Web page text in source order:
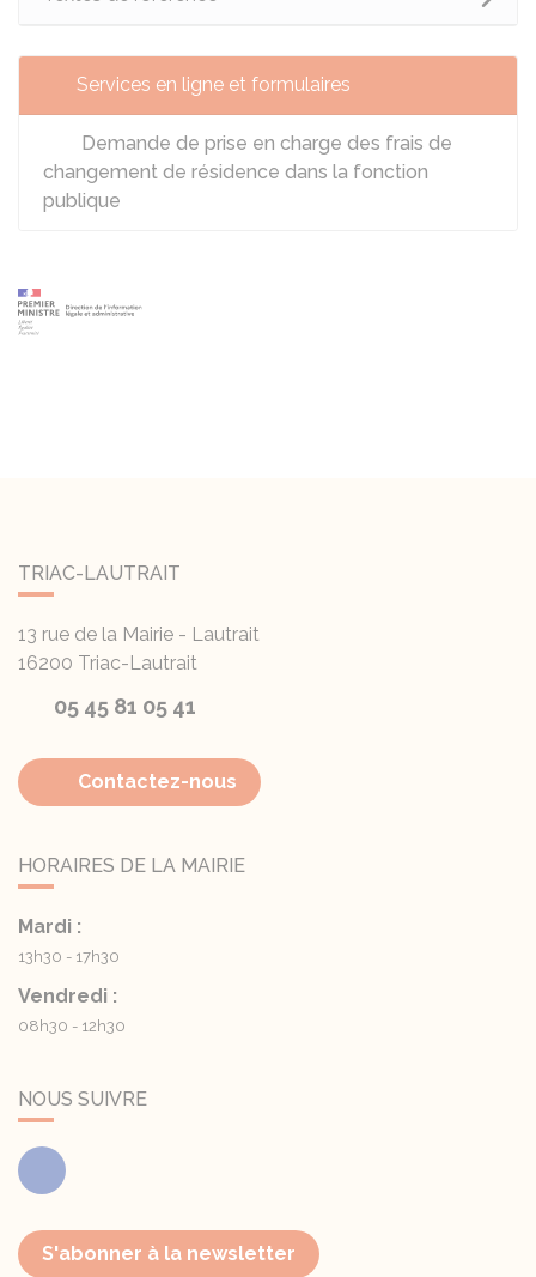
Services en ligne et formulaires
Demande de prise en charge des frais de
changement de résidence dans la fonction
publique
TRIAC-LAUTRAIT
13 rue de la Mairie - Lautrait
16200 Triac-Lautrait
05 45 81 05 41
Contactez-nous
HORAIRES DE LA MAIRIE
Mardi :
13h30 - 17h30
Vendredi :
08h30 - 12h30
NOUS SUIVRE
Facebook
S'abonner à la newsletter